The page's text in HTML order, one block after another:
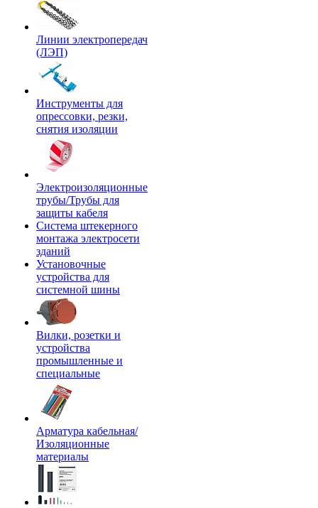
Линии электропередач
(ЛЭП)
Инструменты для
опрессовки, резки,
снятия изоляции
Электроизоляционные
трубы/Трубы для
защиты кабеля
Система штекерного
монтажа электросети
зданий
Установочные
устройства для
системной шины
Вилки, розетки и
устройства
промышленные и
специальные
Арматура кабельная/
Изоляционные
материалы